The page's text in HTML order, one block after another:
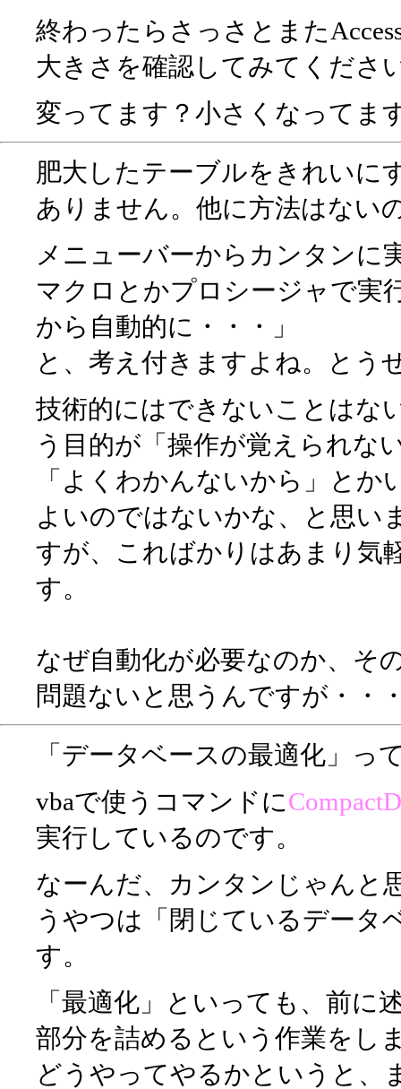
終わったらさっさとまた
大きさを確認してみてくださ
変ってます？小さくなってま
肥大したテーブルをきれいに
ありません。他に方法はない
メニューバーからカンタンに
マクロとかプロシージャで実
から自動的に・・・」
と、考え付きますよね。とう
技術的にはできないことはな
う目的が「操作が覚えられな
「よくわかんないから」と
よいのではないかな、と思い
すが、こればかりはあまり気
す。
なぜ自動化が必要なのか、そ
問題ないと思うんですが・・
「データベースの最適化」
vbaで使うコマンドに
実行しているのです。
なーんだ、カンタンじゃんと
うやつは「閉じているデータ
す。
「最適化」といっても、前
部分を詰めるという作業をし
どうやってやるかというと、